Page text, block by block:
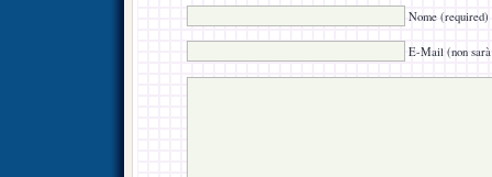
Nome (required)
E-Mail (non